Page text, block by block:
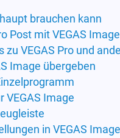
brauchen kann
Post mit VEGAS Image
VEGAS Pro und
Image übergeben
VEGAS Image
in VEGAS Image